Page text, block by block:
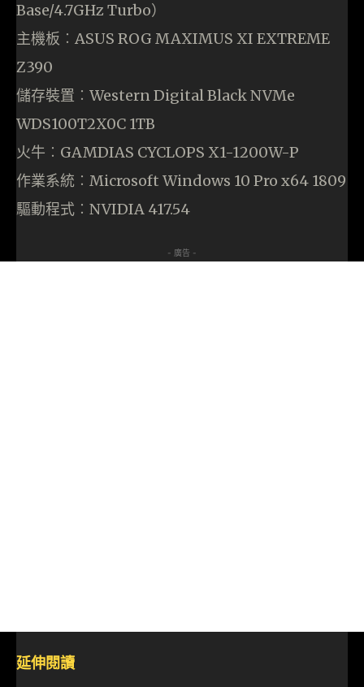
Base/4.7GHz Turbo）
主機板︰ASUS ROG MAXIMUS XI EXTREME
Z390
儲存裝置︰Western Digital Black NVMe
WDS100T2X0C 1TB
火牛︰GAMDIAS CYCLOPS X1-1200W-P
作業系統︰Microsoft Windows 10 Pro x64 1809
驅動程式︰NVIDIA 417.54
- 廣告 -
延伸閱讀